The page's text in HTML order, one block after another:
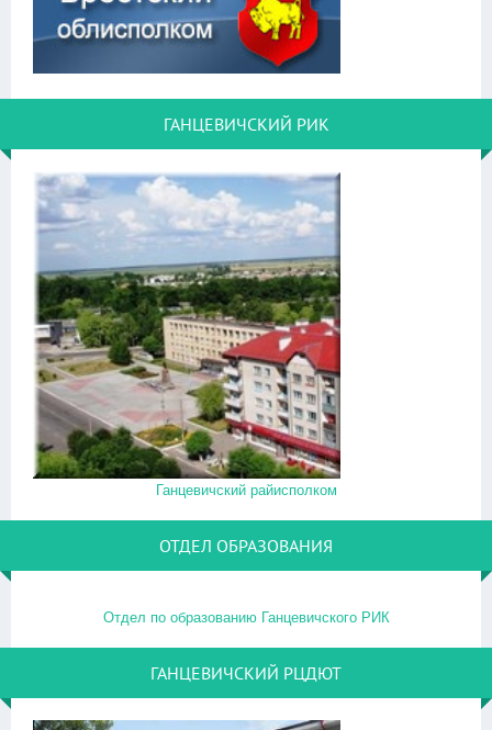
ГАНЦЕВИЧСКИЙ РИК
Ганцевичский райисполком
ОТДЕЛ ОБРАЗОВАНИЯ
Отдел по образованию Ганцевичского РИК
ГАНЦЕВИЧСКИЙ РЦДЮТ